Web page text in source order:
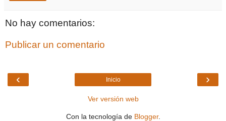
No hay comentarios:
Publicar un comentario
‹ ›
Inicio
Ver versión web
Con la tecnología de Blogger.